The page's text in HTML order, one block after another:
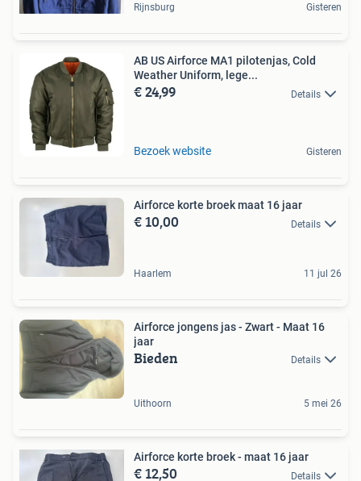
Rijnsburg Gisteren
AB US Airforce MA1 pilotenjas, Cold
Weather Uniform, lege...
€ 24,99 Details
Bezoek website Gisteren
Airforce korte broek maat 16 jaar
€ 10,00 Details
Haarlem 11 jul 26
Airforce jongens jas - Zwart - Maat 16
jaar
Bieden Details
Uithoorn 5 mei 26
Airforce korte broek - maat 16 jaar
€ 12,50 Details